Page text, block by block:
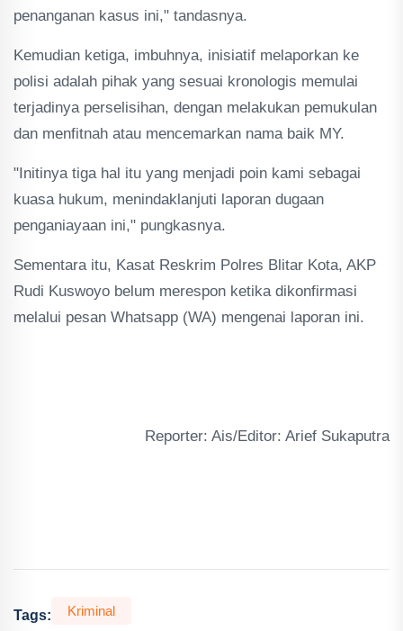
penanganan kasus ini," tandasnya.
Kemudian ketiga, imbuhnya, inisiatif melaporkan ke
polisi adalah pihak yang sesuai kronologis memulai
terjadinya perselisihan, dengan melakukan pemukulan
dan menfitnah atau mencemarkan nama baik MY.
"Initinya tiga hal itu yang menjadi poin kami sebagai
kuasa hukum, menindaklanjuti laporan dugaan
penganiayaan ini," pungkasnya.
Sementara itu, Kasat Reskrim Polres Blitar Kota, AKP
Rudi Kuswoyo belum merespon ketika dikonfirmasi
melalui pesan Whatsapp (WA) mengenai laporan ini.
Reporter: Ais/Editor: Arief Sukaputra
Tags: Kriminal